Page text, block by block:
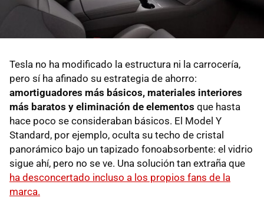
Tesla no ha modificado la estructura ni la carrocería,
pero sí ha afinado su estrategia de ahorro:
amortiguadores más básicos, materiales interiores
más baratos y eliminación de elementos que hasta
hace poco se consideraban básicos. El Model Y
Standard, por ejemplo, oculta su techo de cristal
panorámico bajo un tapizado fonoabsorbente: el vidrio
sigue ahí, pero no se ve. Una solución tan extraña que
ha desconcertado incluso a los propios fans de la
marca.